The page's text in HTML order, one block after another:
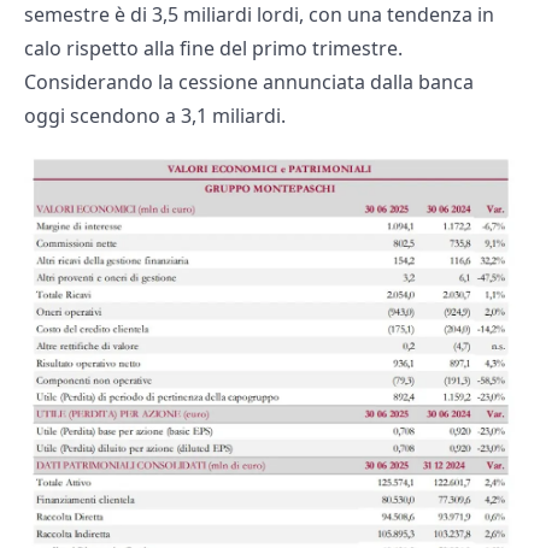
semestre è di 3,5 miliardi lordi, con una tendenza in
calo rispetto alla fine del primo trimestre.
Considerando la cessione annunciata dalla banca
oggi scendono a 3,1 miliardi.